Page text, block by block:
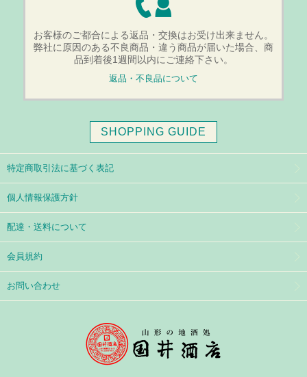
お客様のご都合による返品・交換はお受け出来ません。
弊社に原因のある不良商品・違う商品が届いた場合、商
品到着後1週間以内にご連絡下さい。
返品・不良品について
SHOPPING GUIDE
特定商取引法に基づく表記
個人情報保護方針
配達・送料について
会員規約
お問い合わせ